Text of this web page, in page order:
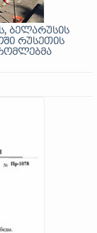
ბელარუსის
რუსეთის